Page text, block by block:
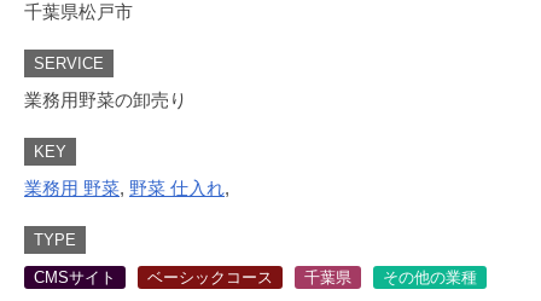
千葉県松戸市
SERVICE
業務用野菜の卸売り
KEY
業務用 野菜, 野菜 仕入れ,
TYPE
CMSサイト ベーシックコース 千葉県 その他の業種